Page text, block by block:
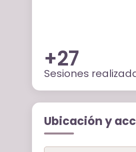
+27
Sesiones
Ubicación y